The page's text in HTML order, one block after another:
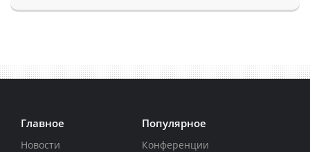
Главное
Новости
Популярное
Конференции